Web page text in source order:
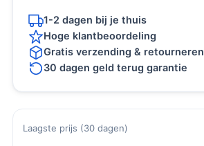
1-2 dagen bij je thuis
Hoge klantbeoordeling
Gratis verzending & retourneren
30 dagen geld terug garantie
Laagste prijs (30 dagen)